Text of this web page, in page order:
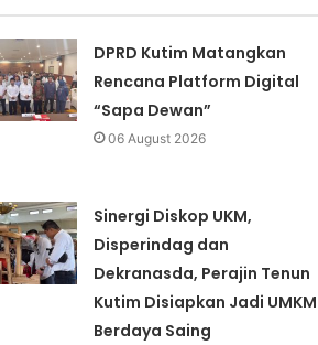
DPRD Kutim Matangkan
Rencana Platform Digital
“Sapa Dewan”
06 August 2026
Sinergi Diskop UKM,
Disperindag dan
Dekranasda, Perajin Tenun
Kutim Disiapkan Jadi UMKM
Berdaya Saing